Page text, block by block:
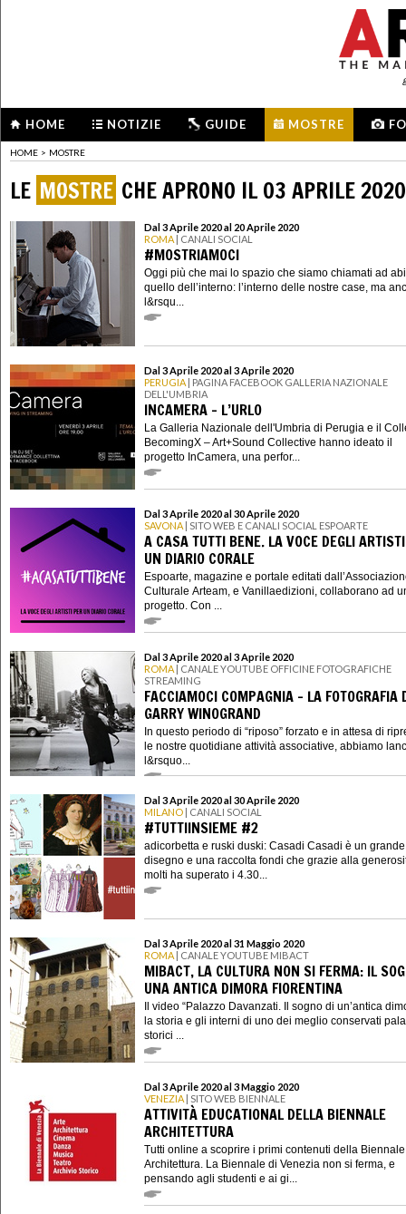
HOME NOTIZIE GUIDE MOSTRE
HOME > MOSTRE
LE MOSTRE CHE APRONO IL 03 APRILE 2020
Dal 3 Aprile 2020 al 20 Aprile 2020
ROMA | CANALI SOCIAL
#MOSTRIAMOCI
Oggi più che mai lo spazio che siamo chiamati ad
quello dell’interno: l’interno delle nostre case, ma
l&rsqu...
Dal 3 Aprile 2020 al 3 Aprile 2020
PERUGIA | PAGINA FACEBOOK GALLERIA NAZIONALE
DELL'UMBRIA
INCAMERA - L’URLO
La Galleria Nazionale dell'Umbria di Perugia e il
BecomingX – Art+Sound Collective hanno ideato il
progetto InCamera, una perfor...
Dal 3 Aprile 2020 al 30 Aprile 2020
SAVONA | SITO WEB E CANALI SOCIAL ESPOARTE
A CASA TUTTI BENE. LA VOCE DEGLI
UN DIARIO CORALE
Espoarte, magazine e portale editati
Culturale Arteam, e Vanillaedizioni, collaborano ad
progetto. Con ...
Dal 3 Aprile 2020 al 3 Aprile 2020
ROMA | CANALE YOUTUBE OFFICINE FOTOGRAFICHE
STREAMING
FACCIAMOCI COMPAGNIA - LA FOTOGRAFIA
GARRY WINOGRAND
In questo periodo di “riposo” forzato e in attesa di
le nostre quotidiane attività associative, abbiamo
l&rsquo...
Dal 3 Aprile 2020 al 30 Aprile 2020
MILANO | CANALI SOCIAL
#TUTTIINSIEME #2
adicorbetta e ruski duski: Casadi Casadi è un grande
disegno e una raccolta fondi che grazie alla
molti ha superato i 4.30...
Dal 3 Aprile 2020 al 31 Maggio 2020
ROMA | CANALE YOUTUBE MIBACT
MIBACT, LA CULTURA NON SI FERMA: IL
UNA ANTICA DIMORA FIORENTINA
Il video “Palazzo Davanzati. Il sogno di un’antica
la storia e gli interni di uno dei meglio conservati
storici ...
Dal 3 Aprile 2020 al 3 Maggio 2020
VENEZIA | SITO WEB BIENNALE
ATTIVITÀ EDUCATIONAL DELLA BIENNALE
ARCHITETTURA
Tutti online a scoprire i primi contenuti della Biennale
Architettura. La Biennale di Venezia non si ferma, e
pensando agli studenti e ai gi...